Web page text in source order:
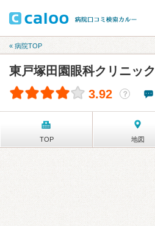
« 病院TOP
東戸塚田園眼科クリニック
3.92 ？
TOP 地図